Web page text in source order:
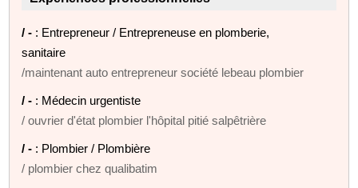
/ - : Entrepreneur / Entrepreneuse en plomberie,
sanitaire
/maintenant auto entrepreneur société lebeau plombier
/ - : Médecin urgentiste
/ ouvrier d'état plombier l'hôpital pitié salpêtrière
/ - : Plombier / Plombière
/ plombier chez qualibatim